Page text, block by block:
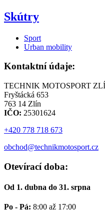
Skútry
Sport
Urban mobility
Kontaktní údaje:
TECHNIK MOTOSPORT
Fryštácká 653
763 14 Zlín
IČO: 25301624
+420 778 718 673
obchod@technikmotosport.cz
Otevírací doba:
Od 1. dubna do 31. srpna
Po - Pá: 8:00 až 17:00